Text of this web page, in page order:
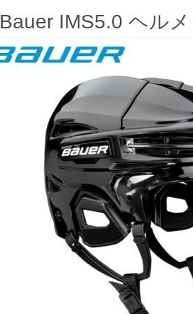
Bauer IMS5.0 ヘルメ